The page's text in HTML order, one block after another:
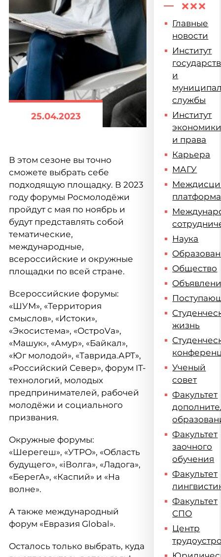
25.04.2023
В этом сезоне вы точно
сможете выбрать себе
подходящую площадку. В 2023
году форумы Росмолодёжи
пройдут с мая по ноябрь и
будут представлять собой
тематические,
международные,
всероссийские и окружные
площадки по всей стране.
Всероссийские форумы:
«ШУМ», «Территория
смыслов», «Истоки»,
«Экосистема», «ОстроVа»,
«Машук», «Амур», «Байкал»,
«Юг молодой», «Таврида.АРТ»,
«Российский Север», форум IT-
технологий, молодых
предпринимателей, рабочей
молодёжи и социального
призвания.
Окружные форумы:
«Шерегеш», «УТРО», «Область
будущего», «iВолга», «Ладога»,
«БерегА», «Каспий» и «На
волне».
А также международный
форум «Евразия Global».
Осталось только выбрать, куда
Главные
новости
Институт
и
службы
Институт
и права
Карьера
МАГУ
платформа
Наука
Общество
жизнь
Ученый
совет
Факультет
Факультет
заочного
обучения
Факультет
Факультет
СПО
Центр